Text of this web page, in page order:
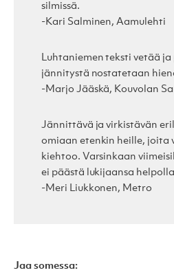
Jaa somessa:
silmissä.
-Kari Salminen, Aamulehti
Luhtaniemen teksti vetää
jännitystä nostatetaan
-Marjo Jääskä, Kouvolan
Jännittävä ja virkistävän
omiaan etenkin heille, joita
kiehtoo. Varsinkaan
ei päästä lukijaansa
-Meri Liukkonen, Metro